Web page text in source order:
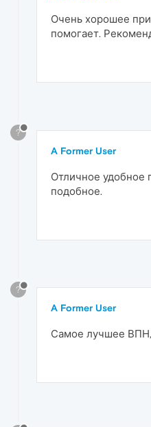
Очень хорошее
помогает.
?
A Former User
Отличное удобное
подобное.
?
A Former User
Самое лучшее